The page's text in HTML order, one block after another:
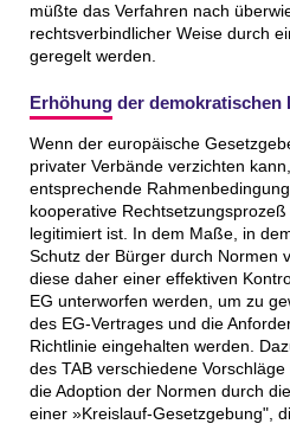
müßte das Verfahren nach
rechtsverbindlicher Weise durch
geregelt werden.
Erhöhung der demokratischen
Wenn der europäische
privater Verbände verzichten
entsprechende
kooperative
legitimiert ist. In dem Maße, in
Schutz der Bürger durch Normen
diese daher einer effektiven
EG unterworfen werden, um zu
des EG-Vertrages und die
Richtlinie eingehalten werden.
des TAB verschiedene
die Adoption der Normen durch
einer »Kreislauf-Gesetzgebung",